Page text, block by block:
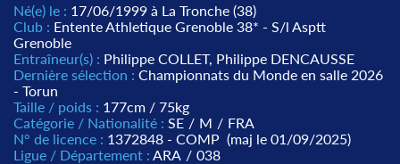
Né(e) le : 17/06/1999 à La Tronche (38)
Club : Entente Athletique Grenoble 38* - S/l Asptt
Grenoble
Entraîneur(s) : Philippe COLLET, Philippe DENCAUSSE
Dernière sélection : Championnats du Monde en salle 2026
- Torun
Taille / poids : 177cm / 75kg
Catégorie / Nationalité : SE / M / FRA
N° de licence : 1372848 - COMP (maj le 01/09/2025)
Ligue / Département : ARA / 038